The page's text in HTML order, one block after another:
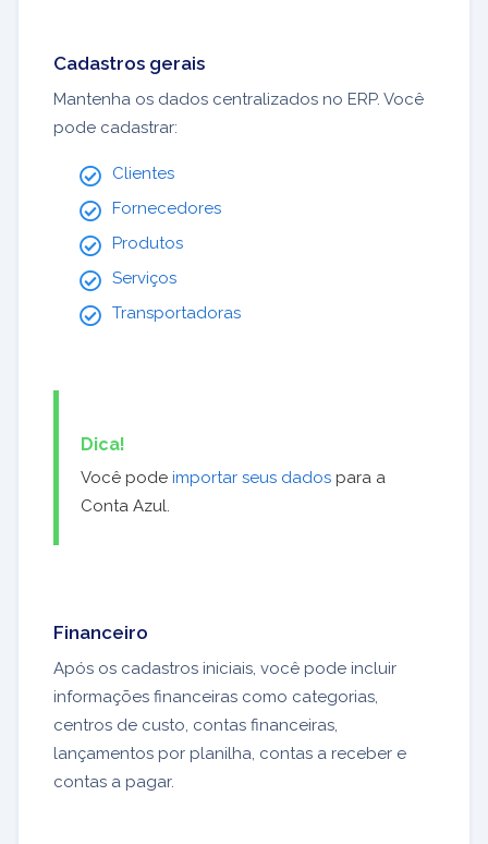
Cadastros gerais
Mantenha os dados centralizados no ERP. Você
pode cadastrar:
Clientes
Fornecedores
Produtos
Serviços
Transportadoras
Dica!
Você pode importar seus dados para a
Conta Azul.
Financeiro
Após os cadastros iniciais, você pode incluir
informações financeiras como categorias,
centros de custo, contas financeiras,
lançamentos por planilha, contas a receber e
contas a pagar.